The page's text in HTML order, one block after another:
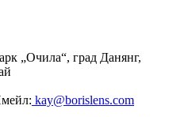
„Очила“, град Данянг,
kay@borislens.com